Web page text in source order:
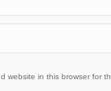
website in this browser for